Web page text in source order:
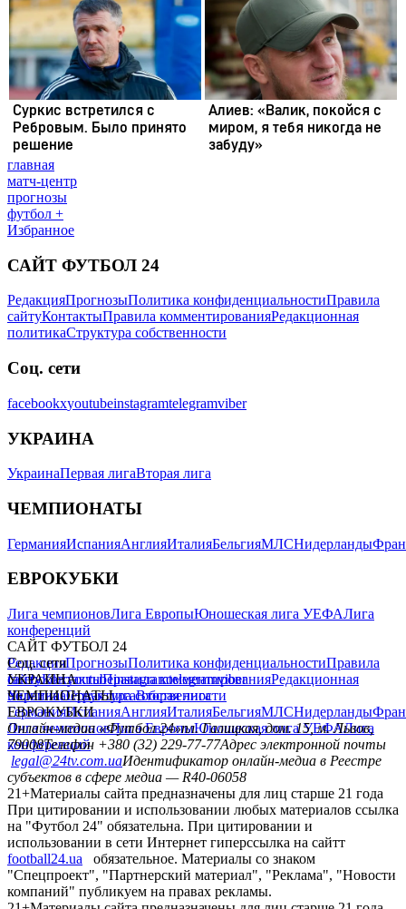
главная
матч-центр
прогнозы
футбол +
Избранное
САЙТ ФУТБОЛ 24
РедакцияПрогнозыПолитика конфиденциальностиПравила
сайтуКонтактыПравила комментированияРедакционная
политикаСтруктура собственности
Соц. сети
facebookxyoutubeinstagramtelegramviber
УКРАИНА
УкраинаПервая лигаВторая лига
ЧЕМПИОНАТЫ
ГерманияИспанияАнглияИталияБельгияМЛСНидерланды
ЕВРОКУБКИ
Лига чемпионовЛига ЕвропыЮношеская лига УЕФАЛига
конференций
САЙТ ФУТБОЛ 24
РедакцияПрогнозыПолитика конфиденциальностиПравила
сайтуКонтактыПравила комментированияРедакционная
политикаСтруктура собственности
Соц. сети
facebookxyoutubeinstagramtelegramviber
УКРАИНА
УкраинаПервая лигаВторая лига
ЧЕМПИОНАТЫ
ГерманияИспанияАнглияИталияБельгияМЛСНидерланды
ЕВРОКУБКИ
Лига чемпионовЛига ЕвропыЮношеская лига УЕФАЛига
конференций
Онлайн-медиа «Футбол 24»пл. Галицкая, дом. 15, м. Львов,
79008Телефон +380 (32) 229-77-77Адрес электронной почты
legal@24tv.com.uaИдентификатор онлайн-медиа в Реестре
субъектов в сфере медиа — R40-06058
21+Материалы сайта предназначены для лиц старше 21 года
При цитировании и использовании любых материалов ссылка
на "Футбол 24" обязательна. При цитировании и
использовании в сети Интернет гиперссылка на сайтт
football24.ua
обязательное. Материалы со знаком
"Спецпроект", "Партнерский материал", "Реклама", "Новости
компаний" публикуем на правах рекламы.